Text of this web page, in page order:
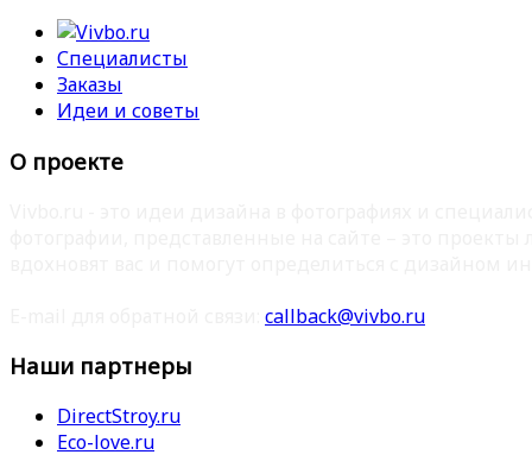
Специалисты
Заказы
Идеи и советы
О проекте
callback@vivbo.ru
Наши партнеры
DirectStroy.ru
Eco-love.ru